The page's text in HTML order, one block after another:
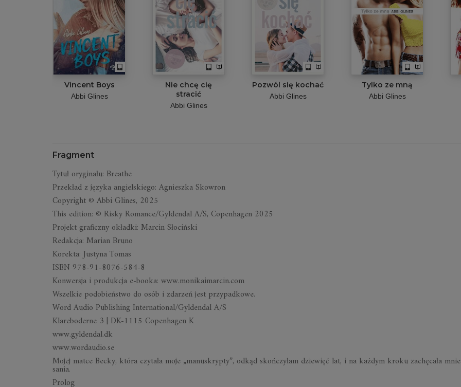
Vincent Boys
Abbi Glines
Nie chcę cię
stracić
Abbi Glines
Pozwól się kochać
Abbi Glines
Tylko ze mną
Abbi Glines
Fragment
Ty­tuł ory­gi­nału: Bre­athe
Prze­kład z ję­zyka an­giel­skiego: Agnieszka Skow­ron
Co­py­ri­ght © Abbi Gli­nes, 2025
This edi­tion: © Ri­sky Ro­mance/Gyl­den­dal A/S, Co­pen­ha­gen 2025
Pro­jekt gra­ficzny okładki: Mar­cin Sło­ciń­ski
Re­dak­cja: Ma­rian Bruno
Ko­rekta: Ju­styna To­mas
ISBN 978-91-8076-584-8
Kon­wer­sja i pro­duk­cja e-bo­oka: www.mo­ni­ka­imar­cin.com
Wszel­kie po­do­bień­stwo do osób i zda­rzeń jest przy­pad­kowe.
Word Au­dio Pu­bli­shing In­ter­na­tio­nal/Gyl­den­dal A/S
Kla­re­bo­derne 3 | DK-1115 Co­pen­ha­gen K
www.gyl­den­dal.dk
www.wor­dau­dio.se
Mo­jej matce Becky, która czy­tała moje „ma­nu­skrypty”, od­kąd skoń­czy­łam dzie­więć lat, i na każ­dym kroku za­chę­cała
sa­nia.
Pro­log